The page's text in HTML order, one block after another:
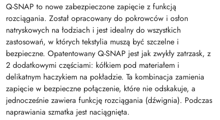
Q-SNAP to nowe zabezpieczone zapięcie z funkcją
rozciągania. Został opracowany do pokrowców i osłon
natryskowych na łodziach i jest idealny do wszystkich
zastosowań, w których tekstylia muszą być szczelne i
bezpieczne. Opatentowany Q-SNAP jest jak zwykły zatrzask, z
2 dodatkowymi częściami: kółkiem pod materiałem i
delikatnym haczykiem na pokładzie. Ta kombinacja zamienia
zapięcie w bezpieczne połączenie, które nie odskakuje, a
jednocześnie zawiera funkcję rozciągania (dźwignia). Podczas
naprawiania szmatka jest naciągnięta.